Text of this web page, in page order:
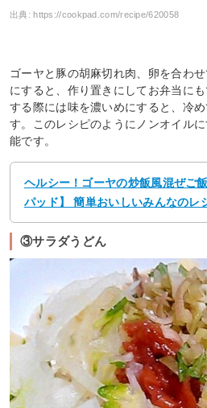
出典: https://cookpad.com/recipe/620058
ゴーヤと豚の胡麻切れ肉、卵を合わ
にすると、作り置きにしてお弁当に
する際には味を濃いめにすると、冷
す。このレシピのようにノンオイル
能です。
ヘルシー！ゴーヤの炒飯風混ぜご
パッド】 簡単おいしいみんなのレ
③サラダうどん